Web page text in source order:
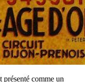
présenté comme un